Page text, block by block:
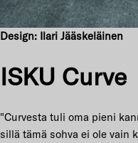
Design: Ilari Jääskeläinen
ISKU Curve
"Curvesta tuli oma pieni
sillä tämä sohva ei ole vain